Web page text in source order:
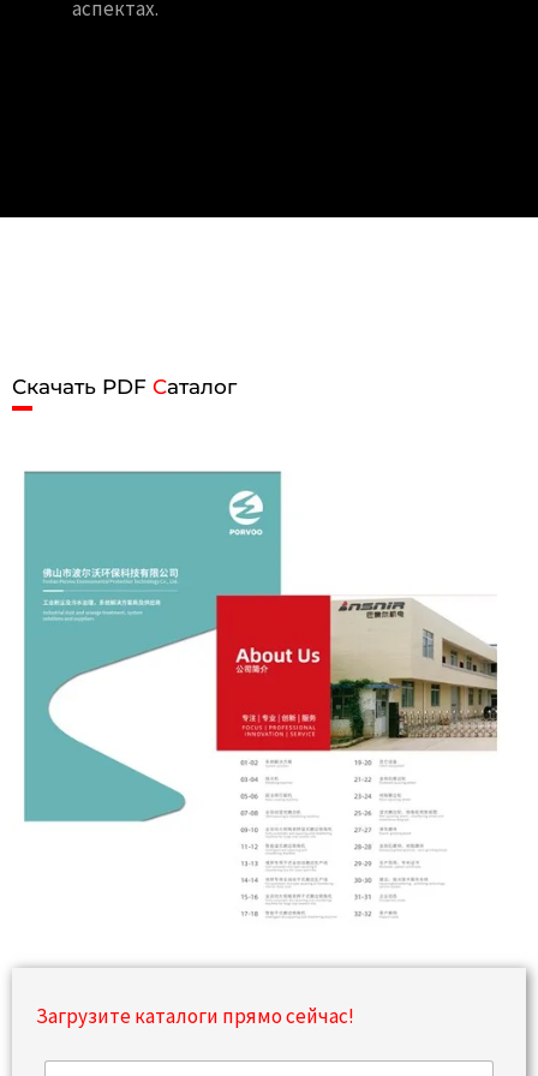
аспектах.
Скачать PDF Cаталог
Загрузите каталоги прямо сейчас!
И